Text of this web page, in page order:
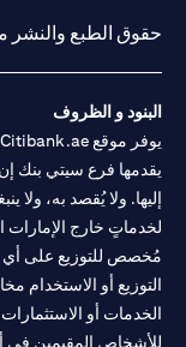
حقوق الطبع والنشر محفوظة
البنود و الظروف
يقدمها فرع سيتي بنك
إليها. ولا يُقصد به،
لخدماتٍ خارج الإمارات
مُخصص للتوزيع على أي
التوزيع أو الاستخدام
الخدمات أو
للأشخاص المقيمين في